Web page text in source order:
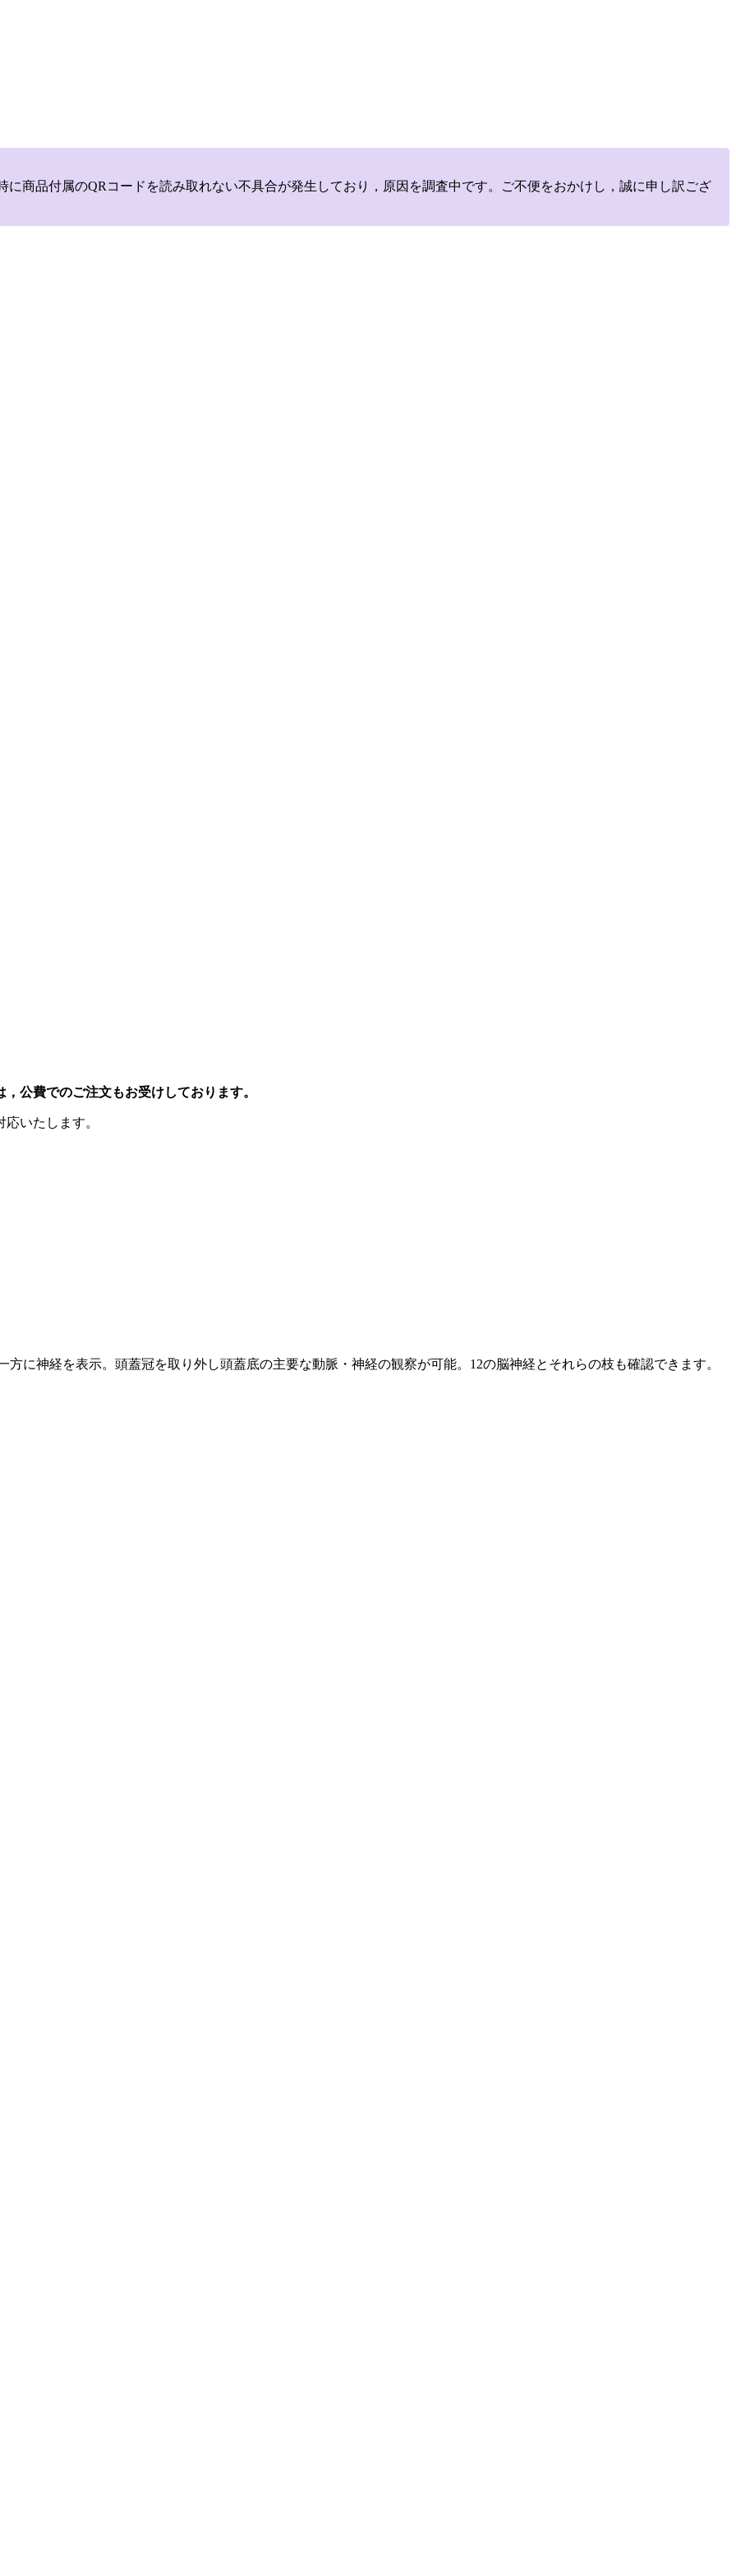
に商品付属のQRコードを読み取れない不具合が発生しており，原因を調査中です。ご不便をおかけし，誠に申し訳ござ
公費でのご注文もお受けしております。
いたします。
に神経を表示。頭蓋冠を取り外し頭蓋底の主要な動脈・神経の観察が可能。12の脳神経とそれらの枝も確認できます。